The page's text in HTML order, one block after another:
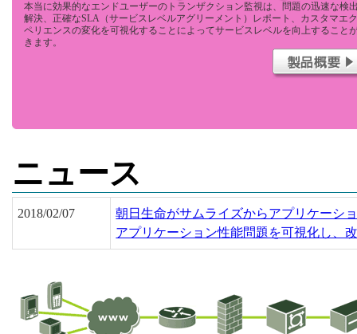
本当に効果的なエンドユーザーのトランザクション監視は、問題の迅速な検
解決、正確なSLA（サービスレベルアグリーメント）レポート、カスタマエ
ペリエンスの変化を可視化することによってサービスレベルを向上すること
きます。
ニュース
2018/02/07
朝日生命がサムライズからアプリケーシ
アプリケーション性能問題を可視化し、